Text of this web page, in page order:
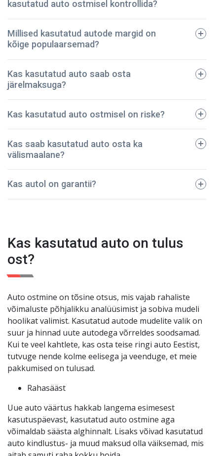
kasutatud auto ostmisel kontrollida?
tehniline pass;
registreerimistalong;
kindlustuspoliis;
sõidukimaksu korrektset tasumist kinnitavad
dokumendid.
Millised kasutatud autode margid on
kõige populaarsemad?
BMW
Audi
Mazda
Volkswagen
Kas kasutatud auto saab osta
järelmaksuga?
Kas kasutatud auto ostmisel on riske?
Meie ettevõte on pidanud vastu – oleme müünud
korras. Seega võite olla kindel, et teie auto on
turvaline ja kestab kaua.
Kas saab kasutatud auto osta ka
välismaalane?
Kas autol on garantii?
esikohal!
Kas kasutatud auto on tulus
ost?
Auto ostmine on tõsine otsus, mis vajab rahaliste
võimaluste põhjalikku analüüsimist ja sobiva mudeli
hoolikat valimist. Kasutatud autode mudelite valik on
suur ja hinnad uute autodega võrreldes soodsamad.
Kui te veel kahtlete, kas osta teise ringi auto Eestist,
tutvuge nende kolme eelisega ja veenduge, et meie
pakkumised on tulusad.
Rahasääst
Uue auto väärtus hakkab langema esimesest
kasutuspäevast, kasutatud auto ostmine aga
võimaldab säästa alghinnalt. Lisaks võivad kasutatud
auto kindlustus- ja muud maksud olla väiksemad, mis